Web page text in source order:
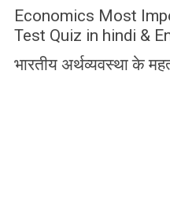
Economics Most
Test Quiz in hindi &
भारतीय अर्थव्यवस्था के